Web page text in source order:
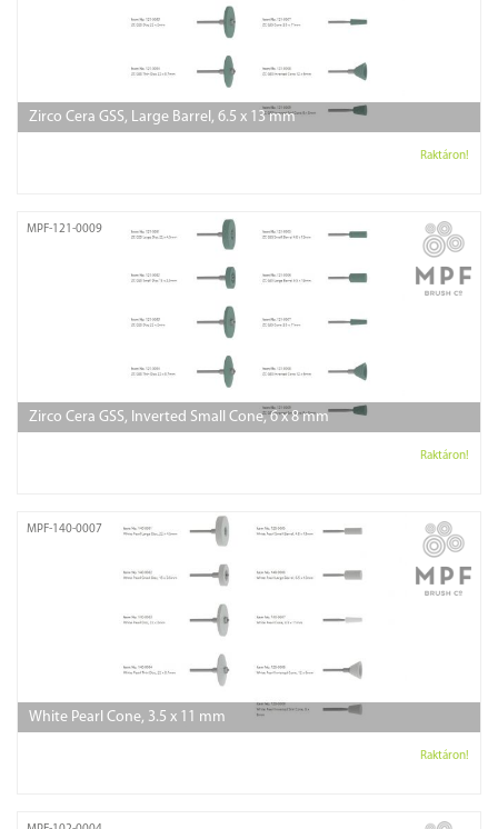
Zirco Cera GSS, Large Barrel, 6.5 x 13 mm
Raktáron!
MPF-121-0009
Zirco Cera GSS, Inverted Small Cone, 6 x 8 mm
Raktáron!
MPF-140-0007
White Pearl Cone, 3.5 x 11 mm
Raktáron!